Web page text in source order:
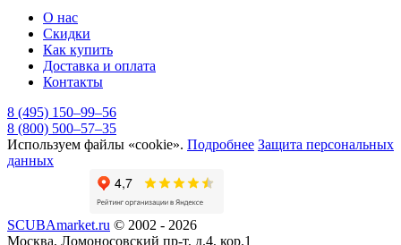
О нас
Скидки
Как купить
Доставка и оплата
Контакты
8 (495) 150–99–56
8 (800) 500–57–35
Используем файлы «cookie». Подробнее Защита персональных
данных
SCUBAmarket.ru © 2002 - 2026
Москва, Ломоносовский пр-т, д.4, кор.1